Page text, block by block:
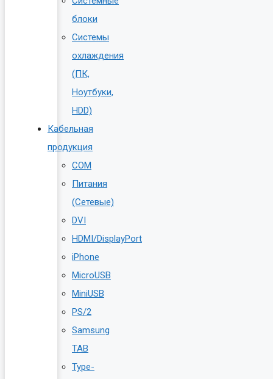
блоки
Системы
охлаждения
(ПК,
Ноутбуки,
HDD)
Кабельная
продукция
COM
Питания
(Сетевые)
DVI
HDMI/DisplayPort
iPhone
MicroUSB
MiniUSB
PS/2
Samsung
TAB
Type-